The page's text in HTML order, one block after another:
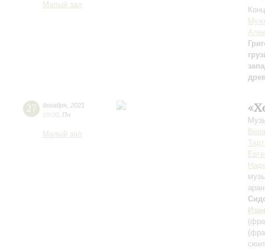
Малый зал
27 декабря 2021
19:00 Пн
Малый зал
Изаи